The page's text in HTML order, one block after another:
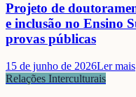
Projeto de
e inclusão no Ensino
provas públicas
15 de junho de 2026Ler mais
Relações Interculturais